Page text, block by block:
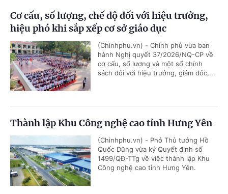
Cơ cấu, số lượng, chế độ đối với hiệu trưởng,
hiệu phó khi sắp xếp cơ sở giáo dục
(Chinhphu.vn) - Chính phủ vừa ban
hành Nghị quyết 37/2026/NQ-CP về
cơ cấu, số lượng và một số chính
sách đối với hiệu trưởng, giám đốc,...
Thành lập Khu Công nghệ cao tỉnh Hưng Yên
(Chinhphu.vn) - Phó Thủ tướng Hồ
Quốc Dũng vừa ký Quyết định số
1499/QĐ-TTg về việc thành lập Khu
Công nghệ cao tỉnh Hưng Yên.